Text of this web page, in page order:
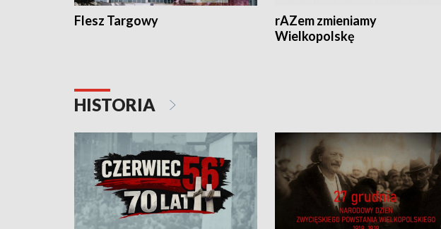
Flesz Targowy
rAZem zmieniamy
Wielkopolskę
HISTORIA